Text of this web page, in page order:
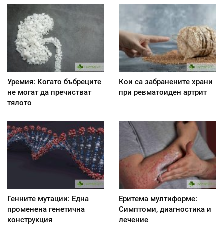
Уремия: Когато бъбреците
не могат да пречистват
тялото
Кои са забранените храни
при ревматоиден артрит
Генните мутации: Една
променена генетична
конструкция
Еритема мултиформе:
Симптоми, диагностика и
лечение